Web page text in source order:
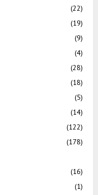
(22)
(19)
(9)
(4)
(28)
(18)
(5)
(14)
(122)
(178)
(16)
(1)